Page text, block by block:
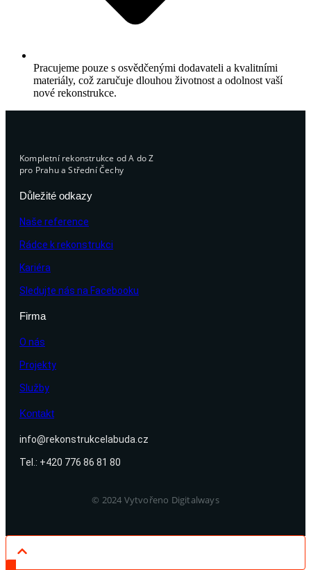
Pracujeme pouze s osvědčenými dodavateli a kvalitními
materiály, což zaručuje dlouhou životnost a odolnost vaší
nové rekonstrukce.
Kompletní rekonstrukce od A do Z
pro Prahu a Střední Čechy
Důležité odkazy
Naše reference
Rádce k rekonstrukci
Kariéra
Sledujte nás na Facebooku
Firma
O nás
Projekty
Služby
Kontakt
info@rekonstrukcelabuda.cz
Tel.: +420 776 86 81 80
© 2024 Vytvořeno Digitalways